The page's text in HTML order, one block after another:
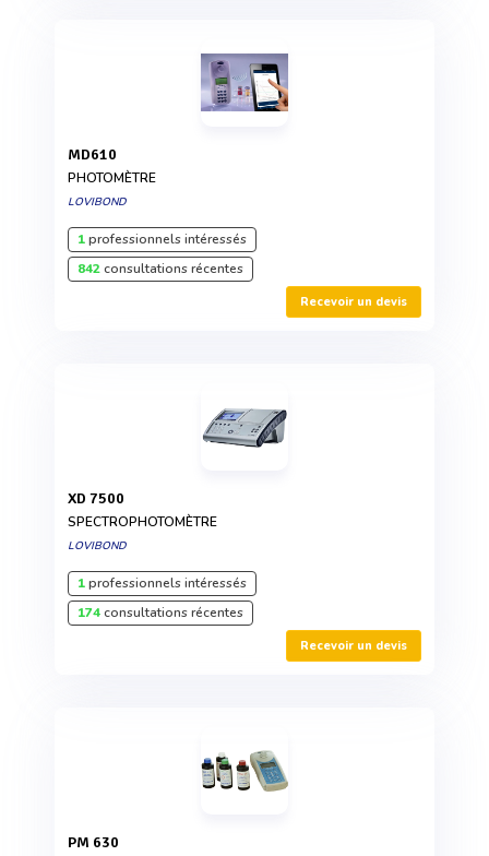
MD610
PHOTOMÈTRE
LOVIBOND
1professionnels intéressés
842consultations récentes
Recevoir un devis
XD 7500
SPECTROPHOTOMÈTRE
LOVIBOND
1professionnels intéressés
174consultations récentes
Recevoir un devis
PM 630